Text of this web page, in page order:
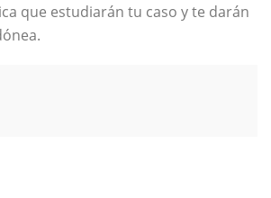
que estudiarán tu caso y te darán